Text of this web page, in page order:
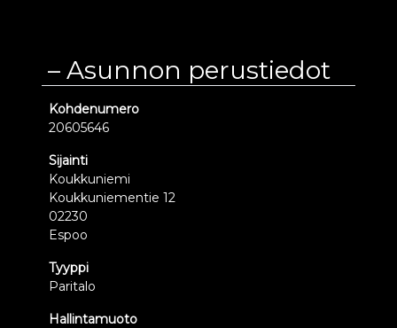
Asunnon perustiedot
Kohdenumero
20605646
Sijainti
Koukkuniemi
Koukkuniementie 12
02230
Espoo
Tyyppi
Paritalo
Hallintamuoto